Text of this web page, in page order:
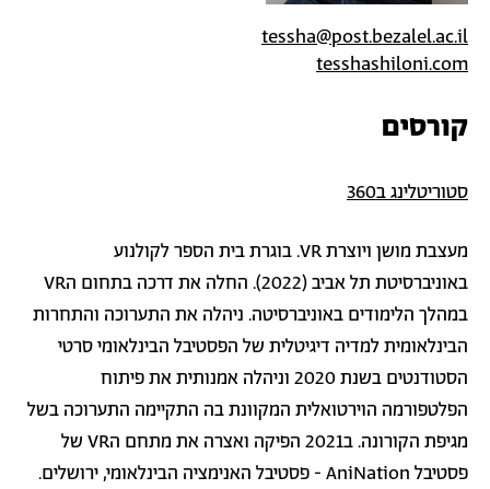
tessha@post.bezalel.ac.il
tesshashiloni.com
קורסים
סטוריטלינג ב360
מעצבת מושן ויוצרת VR. בוגרת בית הספר לקולנוע
באוניברסיטת תל אביב (2022). החלה את דרכה בתחום הVR
במהלך הלימודים באוניברסיטה. ניהלה את התערוכה והתחרות
הבינלאומית למדיה דיגיטלית של הפסטיבל הבינלאומי סרטי
הסטודנטים בשנת 2020 וניהלה אמנותית את פיתוח
הפלטפורמה הוירטואלית המקוונת בה התקיימה התערוכה בשל
מגיפת הקורונה. ב2021 הפיקה ואצרה את מתחם הVR של
פסטיבל AniNation - פסטיבל האנימציה הבינלאומי, ירושלים.